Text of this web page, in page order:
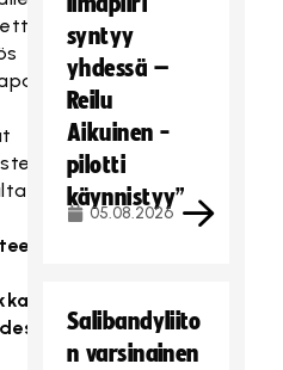
syntyy
yhdessä –
Reilu
Aikuinen -
pilotti
käynnistyy”
05.08.2026
Salibandyliito
n varsinainen